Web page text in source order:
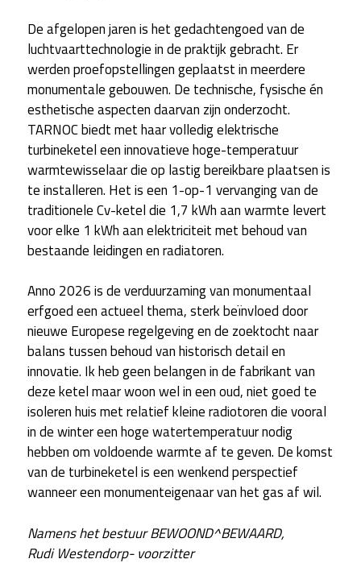
De afgelopen jaren is het gedachtengoed van de
luchtvaarttechnologie in de praktijk gebracht. Er
werden proefopstellingen geplaatst in meerdere
monumentale gebouwen. De technische, fysische én
esthetische aspecten daarvan zijn onderzocht.
TARNOC biedt met haar volledig elektrische
turbineketel een innovatieve hoge-temperatuur
warmtewisselaar die op lastig bereikbare plaatsen is
te installeren. Het is een 1-op-1 vervanging van de
traditionele Cv-ketel die 1,7 kWh aan warmte levert
voor elke 1 kWh aan elektriciteit met behoud van
bestaande leidingen en radiatoren.
Anno 2026 is de verduurzaming van monumentaal
erfgoed een actueel thema, sterk beïnvloed door
nieuwe Europese regelgeving en de zoektocht naar
balans tussen behoud van historisch detail en
innovatie. Ik heb geen belangen in de fabrikant van
deze ketel maar woon wel in een oud, niet goed te
isoleren huis met relatief kleine radiotoren die vooral
in de winter een hoge watertemperatuur nodig
hebben om voldoende warmte af te geven. De komst
van de turbineketel is een wenkend perspectief
wanneer een monumenteigenaar van het gas af wil.
Namens het bestuur BEWOOND^BEWAARD,
Rudi Westendorp- voorzitter